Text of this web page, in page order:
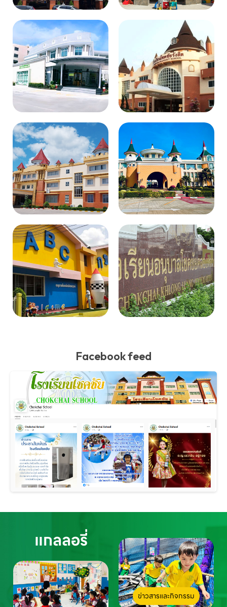
Facebook feed
แกลลอรี่
ข่าวสารและกิจกรรม